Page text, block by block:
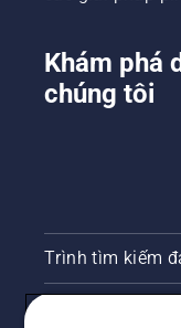
Khám phá
chúng tôi
Trình tìm kiếm